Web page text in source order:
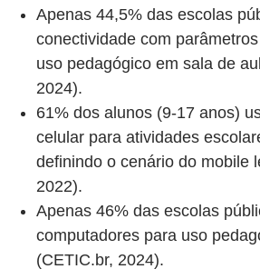
Apenas 44,5% das escolas
conectividade com
uso pedagógico em sala de
2024).
61% dos alunos (9-17 anos)
celular para atividades
definindo o cenário do mobile
2022).
Apenas 46% das escolas
computadores para uso
(CETIC.br, 2024).